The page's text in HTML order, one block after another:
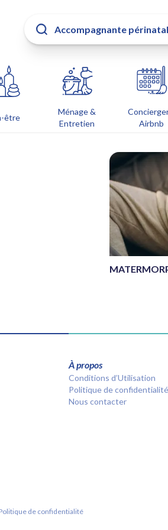
être
Ménage &
Entretien
Airbnb
À propos
Conditions d’Utilisation
Politique de confidentialité
Nous contacter
de confidentialité